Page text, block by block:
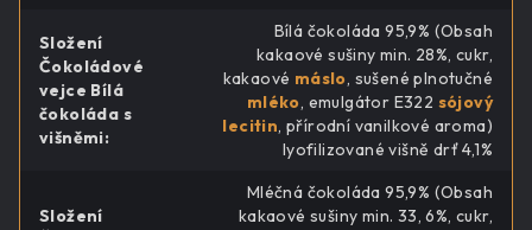
Složení
Čokoládové
vejce Bílá
čokoláda s
višněmi:
Bílá čokoláda 95,9% (Obsah
kakaové sušiny min. 28%, cukr,
kakaové máslo, sušené plnotučné
mléko, emulgátor E322 sójový
lecitin, přírodní vanilkové aroma)
lyofilizované višně drť 4,1%
Složení
Mléčná čokoláda 95,9% (Obsah
kakaové sušiny min. 33, 6%, cukr,